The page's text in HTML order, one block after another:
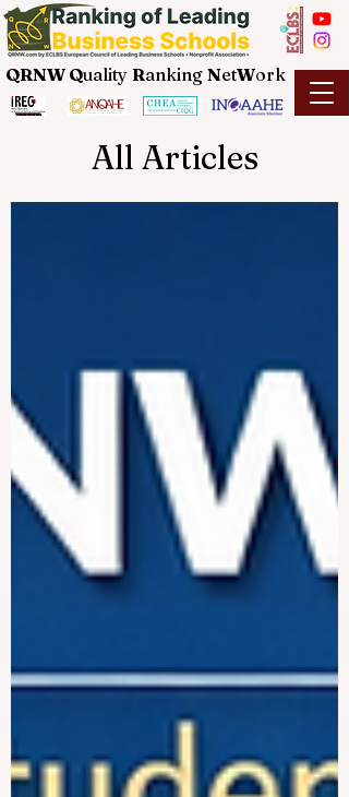
QRNW Quality Ranking NetWork
All Articles